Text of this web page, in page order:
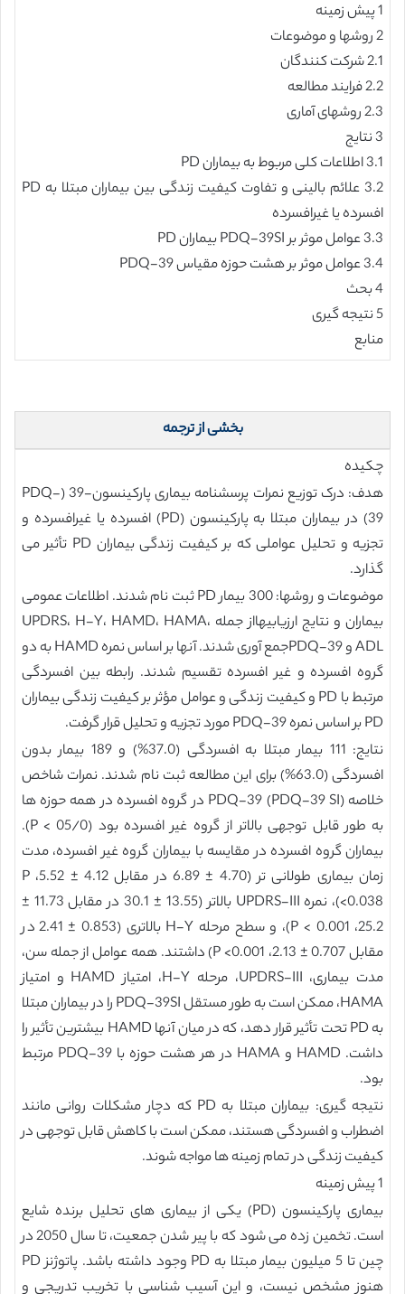
1 پیش زمینه
2 روشها و موضوعات
2.1 شرکت کنندگان
2.2 فرایند مطالعه
2.3 روشهای آماری
3 نتایج
3.1 اطلاعات کلی مربوط به بیماران PD
3.2 علائم بالینی و تفاوت کیفیت زندگی بین بیماران مبتلا به PD
افسرده یا غیرافسرده
3.3 عوامل موثر بر PDQ-39SI بیماران PD
3.4 عوامل موثر بر هشت حوزه مقیاس PDQ-39
4 بحث
5 نتیجه گیری
منابع
بخشی از ترجمه
چکیده
هدف: درک توزیع نمرات پرسشنامه بیماری پارکینسون-39 (PDQ-
39) در بیماران مبتلا به پارکینسون (PD) افسرده یا غیرافسرده و
تجزیه و تحلیل عواملی که بر کیفیت زندگی بیماران PD تأثیر می
گذارد.
موضوعات و روشها: 300 بیمار PD ثبت نام شدند. اطلاعات عمومی
بیماران و نتایج ارزیابیهااز جمله UPDRS، H-Y، HAMD، HAMA،
ADL و PDQ-39جمع آوری شدند. آنها بر اساس نمره HAMD به دو
گروه افسرده و غیر افسرده تقسیم شدند. رابطه بین افسردگی
مرتبط با PD و کیفیت زندگی و عوامل مؤثر بر کیفیت زندگی بیماران
PD بر اساس نمره PDQ-39 مورد تجزیه و تحلیل قرار گرفت.
نتایج: 111 بیمار مبتلا به افسردگی (37.0%) و 189 بیمار بدون
افسردگی (63.0%) برای این مطالعه ثبت نام شدند. نمرات شاخص
خلاصه PDQ-39 (PDQ-39 SI) در گروه افسرده در همه حوزه ها
به طور قابل توجهی بالاتر از گروه غیر افسرده بود (05/0 > P).
بیماران گروه افسرده در مقایسه با بیماران گروه غیر افسرده، مدت
زمان بیماری طولانی تر (4.70 ± 6.89 در مقابل 4.12 ± 5.52، P
<0.038)، نمره UPDRS-III بالاتر (13.55 ± 30.1 در مقابل 11.73 ±
25.2، 0.001 > P)، و سطح مرحله H-Y بالاتری (0.853 ± 2.41 در
مقابل 0.707 ± 2.13، P <0.001) داشتند. همه عوامل از جمله سن،
مدت بیماری، UPDRS-III، مرحله H-Y، امتیاز HAMD و امتیاز
HAMA، ممکن است به طور مستقل PDQ-39SI را در بیماران مبتلا
به PD تحت تأثیر قرار دهد، که در میان آنها HAMD بیشترین تأثیر را
داشت. HAMD و HAMA در هر هشت حوزه با PDQ-39 مرتبط
بود.
نتیجه گیری: بیماران مبتلا به PD که دچار مشکلات روانی مانند
اضطراب و افسردگی هستند، ممکن است با کاهش قابل توجهی در
کیفیت زندگی در تمام زمینه ها مواجه شوند.
1 پیش زمینه
بیماری پارکینسون (PD) یکی از بیماری های تحلیل برنده شایع
است. تخمین زده می شود که با پیر شدن جمعیت، تا سال 2050 در
چین تا 5 میلیون بیمار مبتلا به PD وجود داشته باشد. پاتوژنز PD
هنوز مشخص نیست، و این آسیب شناسی با تخریب تدریجی و